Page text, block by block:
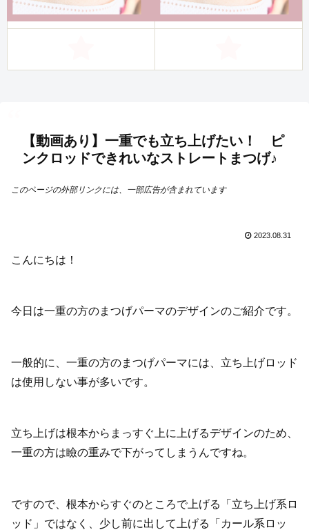
【動画あり】一重でも立ち上げたい！ ピ
ンクロッドできれいなストレートまつげ♪
このページの外部リンクには、一部広告が含まれています
2023.08.31
こんにちは！
今日は一重の方のまつげパーマのデザインのご紹介です。
一般的に、一重の方のまつげパーマには、立ち上げロッド
は使用しない事が多いです。
立ち上げは根本からまっすぐ上に上げるデザインのため、
一重の方は瞼の重みで下がってしまうんですね。
ですので、根本からすぐのところで上げる「立ち上げ系ロ
ッド」ではなく、少し前に出して上げる「カール系ロッ